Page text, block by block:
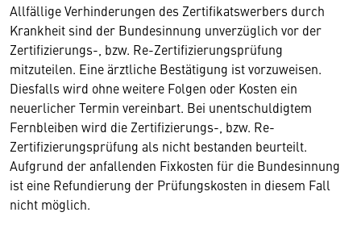
Allfällige Verhinderungen des Zertifikatswerbers durch
Krankheit sind der Bundesinnung unverzüglich vor der
Zertifizierungs-, bzw. Re-Zertifizierungsprüfung
mitzuteilen. Eine ärztliche Bestätigung ist vorzuweisen.
Diesfalls wird ohne weitere Folgen oder Kosten ein
neuerlicher Termin vereinbart. Bei unentschuldigtem
Fernbleiben wird die Zertifizierungs-, bzw. Re-
Zertifizierungsprüfung als nicht bestanden beurteilt.
Aufgrund der anfallenden Fixkosten für die Bundesinnung
ist eine Refundierung der Prüfungskosten in diesem Fall
nicht möglich.